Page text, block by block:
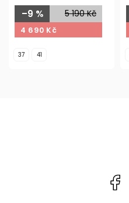
5 190 Kč
–9 %
4 690 Kč
37 41